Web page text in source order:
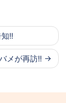
!!
メが再訪!!